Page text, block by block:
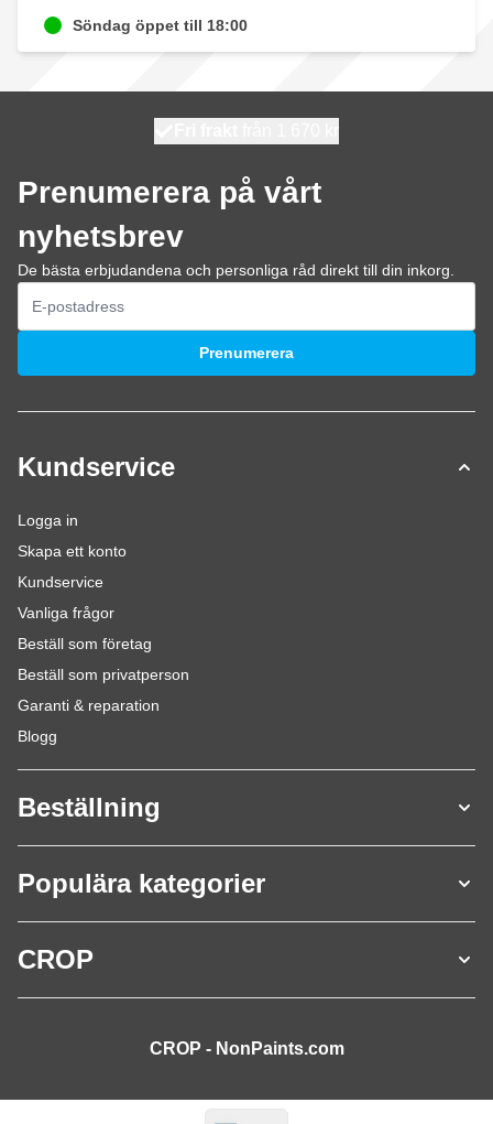
Söndag öppet till 18:00
Prenumerera på vårt
nyhetsbrev
De bästa erbjudandena och personliga råd direkt till din inkorg.
E-postadress
Prenumerera
Kundservice
Logga in
Skapa ett konto
Kundservice
Vanliga frågor
Beställ som företag
Beställ som privatperson
Garanti & reparation
Blogg
Beställning
Populära kategorier
CROP
CROP - NonPaints.com